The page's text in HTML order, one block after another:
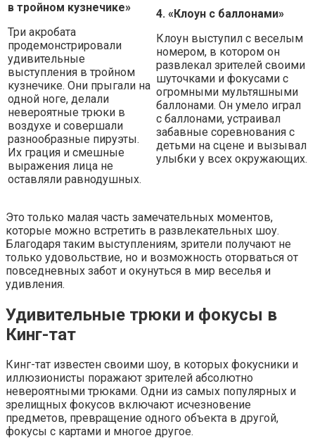
в тройном кузнечике»
Три акробата
продемонстрировали
удивительные
выступления в тройном
кузнечике. Они прыгали на
одной ноге, делали
невероятные трюки в
воздухе и совершали
разнообразные пируэты.
Их грация и смешные
выражения лица не
оставляли равнодушных.
4. «Клоун с баллонами»
Клоун выступил с веселым
номером, в котором он
развлекал зрителей своими
шуточками и фокусами с
огромными мультяшными
баллонами. Он умело играл
с баллонами, устраивал
забавные соревнования с
детьми на сцене и вызывал
улыбки у всех окружающих.
Это только малая часть замечательных моментов,
которые можно встретить в развлекательных шоу.
Благодаря таким выступлениям, зрители получают не
только удовольствие, но и возможность оторваться от
повседневных забот и окунуться в мир веселья и
удивления.
Удивительные трюки и фокусы в
Кинг-тат
Кинг-тат известен своими шоу, в которых фокусники и
иллюзионисты поражают зрителей абсолютно
невероятными трюками. Одни из самых популярных и
зрелищных фокусов включают исчезновение
предметов, превращение одного объекта в другой,
фокусы с картами и многое другое.